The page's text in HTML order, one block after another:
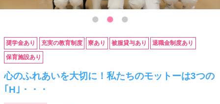
奨学金あり 充実の教育制度 寮あり 被服貸与あり 退職金制度あり
保育施設あり
心のふれあいを大切に！私たちのモットーは3つの
｢H｣・・・